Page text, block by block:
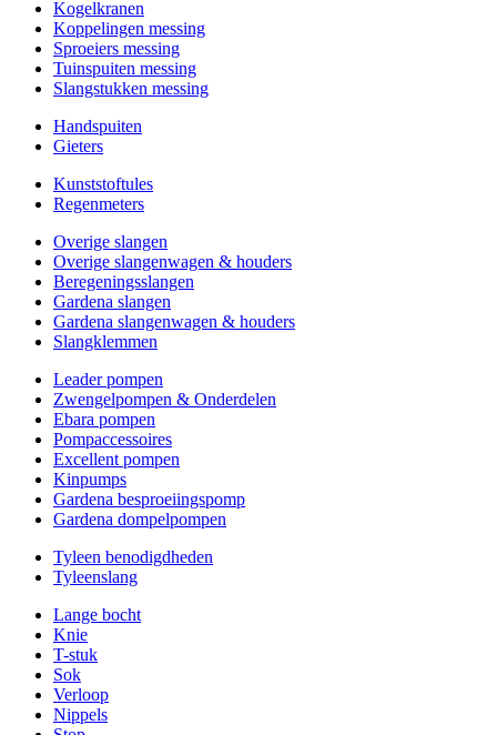
Kogelkranen
Koppelingen messing
Sproeiers messing
Tuinspuiten messing
Slangstukken messing
Handspuiten
Gieters
Kunststoftules
Regenmeters
Overige slangen
Overige slangenwagen & houders
Beregeningsslangen
Gardena slangen
Gardena slangenwagen & houders
Slangklemmen
Leader pompen
Zwengelpompen & Onderdelen
Ebara pompen
Pompaccessoires
Excellent pompen
Kinpumps
Gardena besproeiingspomp
Gardena dompelpompen
Tyleen benodigdheden
Tyleenslang
Lange bocht
Knie
T-stuk
Sok
Verloop
Nippels